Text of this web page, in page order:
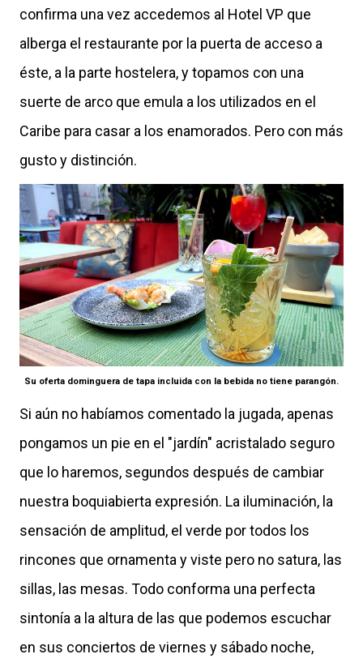
confirma una vez accedemos al Hotel VP que
alberga el restaurante por la puerta de acceso a
éste, a la parte hostelera, y topamos con una
suerte de arco que emula a los utilizados en el
Caribe para casar a los enamorados. Pero con más
gusto y distinción.
Su oferta dominguera de tapa incluida con la bebida no tiene parangón.
Si aún no habíamos comentado la jugada, apenas
pongamos un pie en el "jardín" acristalado seguro
que lo haremos, segundos después de cambiar
nuestra boquiabierta expresión. La iluminación, la
sensación de amplitud, el verde por todos los
rincones que ornamenta y viste pero no satura, las
sillas, las mesas. Todo conforma una perfecta
sintonía a la altura de las que podemos escuchar
en sus conciertos de viernes y sábado noche,